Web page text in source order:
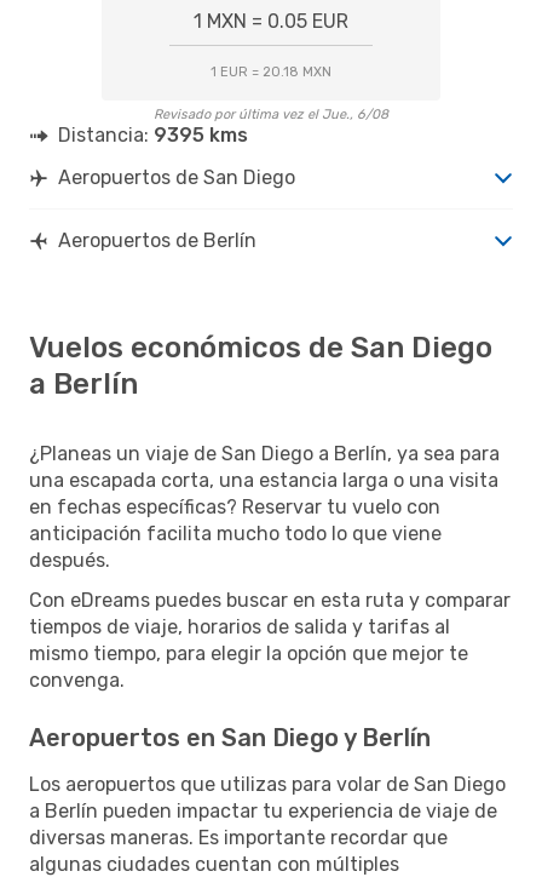
1 MXN = 0.05 EUR
1 EUR = 20.18 MXN
Revisado por última vez el Jue., 6/08
Distancia: 9395 kms
Aeropuertos de San Diego
Aeropuertos de Berlín
Vuelos económicos de San Diego
a Berlín
¿Planeas un viaje de San Diego a Berlín, ya sea para
una escapada corta, una estancia larga o una visita
en fechas específicas? Reservar tu vuelo con
anticipación facilita mucho todo lo que viene
después.
Con eDreams puedes buscar en esta ruta y comparar
tiempos de viaje, horarios de salida y tarifas al
mismo tiempo, para elegir la opción que mejor te
convenga.
Aeropuertos en San Diego y Berlín
Los aeropuertos que utilizas para volar de San Diego
a Berlín pueden impactar tu experiencia de viaje de
diversas maneras. Es importante recordar que
algunas ciudades cuentan con múltiples